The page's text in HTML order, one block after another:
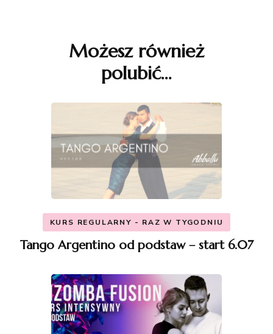
Możesz również
polubić…
KURS REGULARNY - RAZ W TYGODNIU
Tango Argentino od podstaw – start 6.07